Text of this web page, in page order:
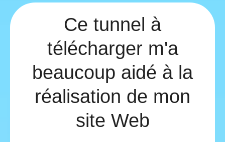
Ce tunnel à
télécharger m'a
beaucoup aidé à la
réalisation de mon
site Web